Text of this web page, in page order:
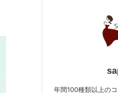
年間100種類以上の